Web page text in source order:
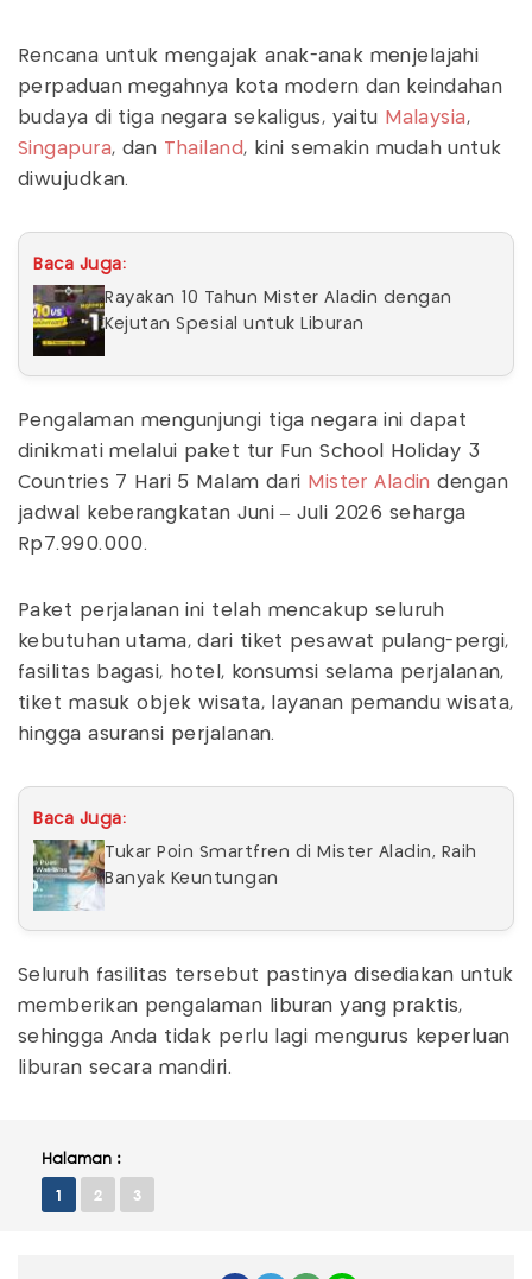
Rencana untuk mengajak anak-anak menjelajahi
perpaduan megahnya kota modern dan keindahan
budaya di tiga negara sekaligus, yaitu Malaysia,
Singapura, dan Thailand, kini semakin mudah untuk
diwujudkan.
Baca Juga:
Rayakan 10 Tahun Mister Aladin dengan
Kejutan Spesial untuk Liburan
Pengalaman mengunjungi tiga negara ini dapat
dinikmati melalui paket tur Fun School Holiday 3
Countries 7 Hari 5 Malam dari Mister Aladin dengan
jadwal keberangkatan Juni – Juli 2026 seharga
Rp7.990.000.
Paket perjalanan ini telah mencakup seluruh
kebutuhan utama, dari tiket pesawat pulang-pergi,
fasilitas bagasi, hotel, konsumsi selama perjalanan,
tiket masuk objek wisata, layanan pemandu wisata,
hingga asuransi perjalanan.
Baca Juga:
Tukar Poin Smartfren di Mister Aladin, Raih
Banyak Keuntungan
Seluruh fasilitas tersebut pastinya disediakan untuk
memberikan pengalaman liburan yang praktis,
sehingga Anda tidak perlu lagi mengurus keperluan
liburan secara mandiri.
Halaman :
1 2 3